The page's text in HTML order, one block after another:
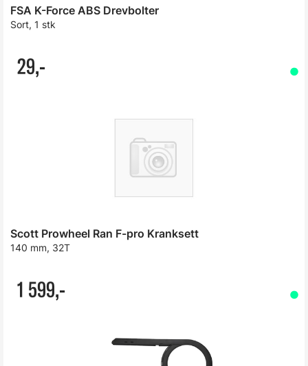
FSA K-Force ABS Drevbolter
Sort, 1 stk
29,-
Scott Prowheel Ran F-pro Kranksett
140 mm, 32T
1 599,-